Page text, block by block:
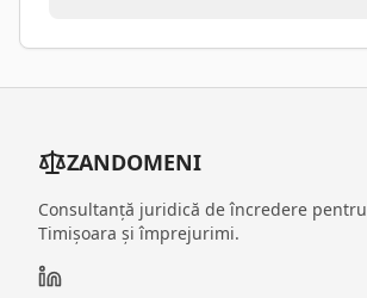
ZANDOMENI
Consultanță juridică de încredere pentru
Timișoara și împrejurimi.